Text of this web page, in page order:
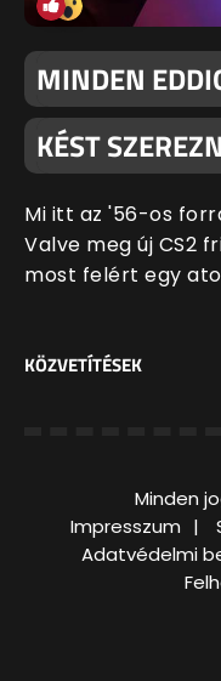
MINDEN
KÉST
Mi itt az '56-os
Valve meg új CS2
most felért egy
KÖZVETÍTÉSEK
Minden
Impresszum
Adatvédelmi